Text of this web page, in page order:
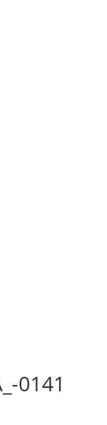
0141